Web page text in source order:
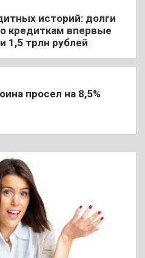
историй: долги
кредиткам впервые
1,5 трлн рублей
просел на 8,5%